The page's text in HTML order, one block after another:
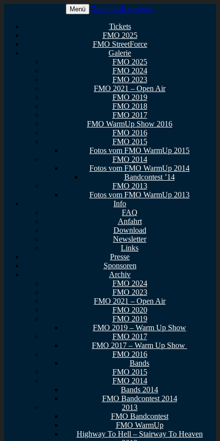
FullMetal Osthessen – 13. FMO
2026
Menü Zum Inhalt springen
Tickets
FMO 2025
FMO StreetForce
Galerie
FMO 2025
FMO 2024
FMO 2023
FMO 2021 – Open Air
FMO 2019
FMO 2018
FMO 2017
FMO WarmUp Show 2016
FMO 2016
FMO 2015
Fotos vom FMO WarmUp 2015
FMO 2014
Fotos vom FMO WarmUp 2014
Bandcontest ’14
FMO 2013
Fotos vom FMO WarmUp 2013
Info
FAQ
Anfahrt
Download
Newsletter
Links
Presse
Sponsoren
Archiv
FMO 2024
FMO 2023
FMO 2021 – Open Air
FMO 2020
FMO 2019
FMO 2019 – Warm Up Show
FMO 2017
FMO 2017 – Warm Up Show
FMO 2016
Bands
FMO 2015
FMO 2014
Bands 2014
FMO Bandcontest 2014
2013
FMO Bandcontest
FMO WarmUp
Highway To Hell – Stairway To Heaven